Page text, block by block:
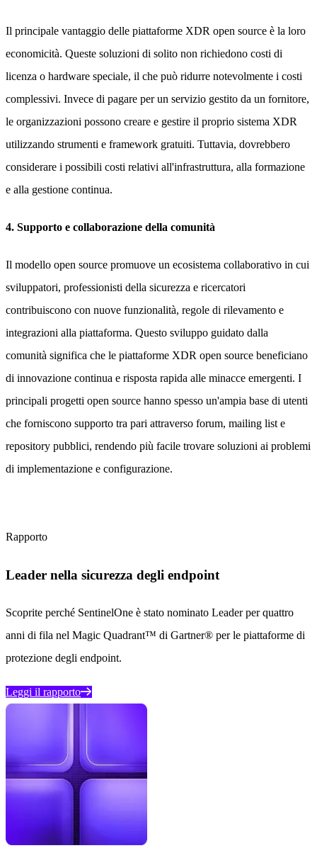
Il principale vantaggio delle piattaforme XDR open source è la loro
economicità. Queste soluzioni di solito non richiedono costi di
licenza o hardware speciale, il che può ridurre notevolmente i costi
complessivi. Invece di pagare per un servizio gestito da un fornitore,
le organizzazioni possono creare e gestire il proprio sistema XDR
utilizzando strumenti e framework gratuiti. Tuttavia, dovrebbero
considerare i possibili costi relativi all'infrastruttura, alla formazione
e alla gestione continua.
4. Supporto e collaborazione della comunità
Il modello open source promuove un ecosistema collaborativo in cui
sviluppatori, professionisti della sicurezza e ricercatori
contribuiscono con nuove funzionalità, regole di rilevamento e
integrazioni alla piattaforma. Questo sviluppo guidato dalla
comunità significa che le piattaforme XDR open source beneficiano
di innovazione continua e risposta rapida alle minacce emergenti. I
principali progetti open source hanno spesso un'ampia base di utenti
che forniscono supporto tra pari attraverso forum, mailing list e
repository pubblici, rendendo più facile trovare soluzioni ai problemi
di implementazione e configurazione.
Rapporto
Leader nella sicurezza degli endpoint
Scoprite perché SentinelOne è stato nominato Leader per quattro
anni di fila nel Magic Quadrant™ di Gartner® per le piattaforme di
protezione degli endpoint.
Leggi il rapporto